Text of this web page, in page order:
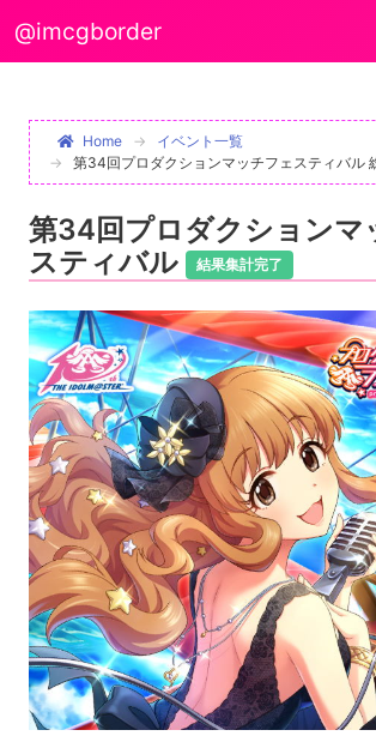
@imcgborder
Home
イベント一覧
第34回プロダクションマッチフェスティバル
第34回プロダクションマ
スティバル
結果集計完了